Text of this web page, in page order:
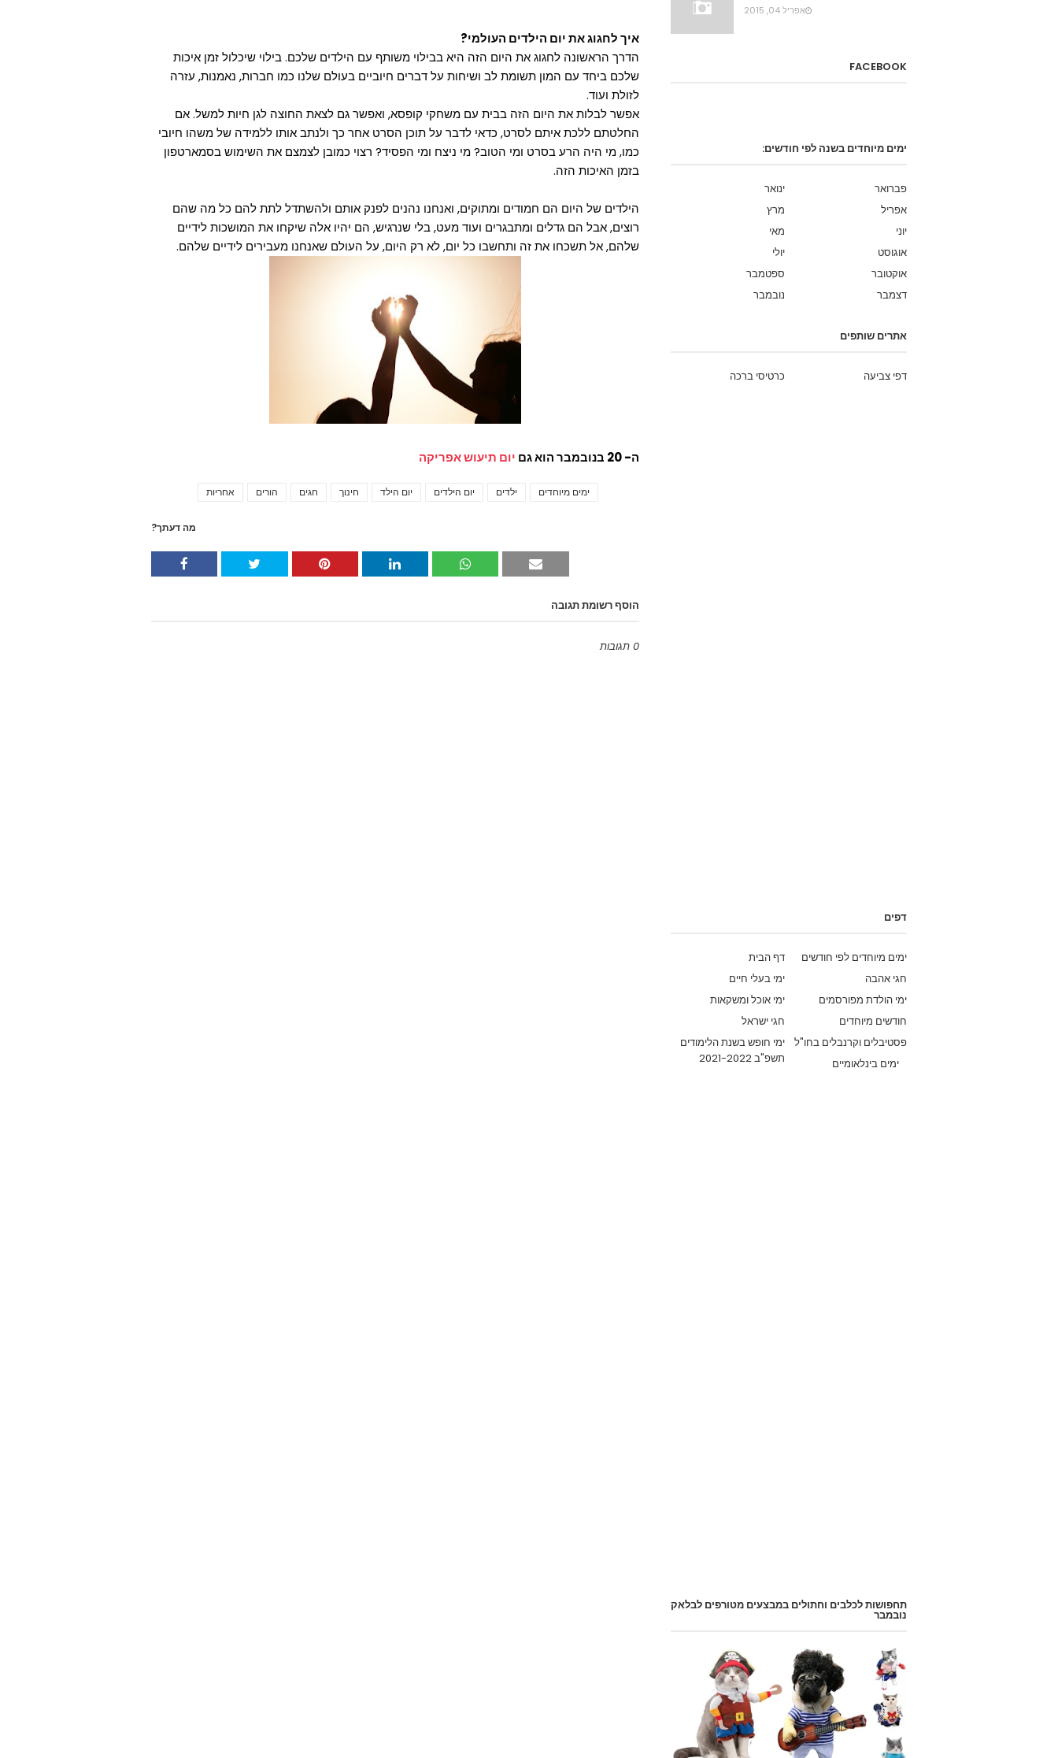
איך לחגוג את יום הילדים העולמי?
הדרך הראשונה לחגוג את היום הזה היא בבילוי משותף עם הילדים שלכם. בילוי שיכלול זמן איכות
שלכם ביחד עם המון תשומת לב ושיחות על דברים חיוביים בעולם שלנו כמו חברות, נאמנות, עזרה
לזולת ועוד.
אפשר לבלות את היום הזה בבית עם משחקי קופסא, ואפשר גם לצאת החוצה לגן חיות למשל. אם
החלטתם ללכת איתם לסרט, כדאי לדבר על תוכן הסרט אחר כך ולנתב אותו ללמידה של משהו חיובי
כמו, מי היה הרע בסרט ומי הטוב? מי ניצח ומי הפסיד? רצוי כמובן לצמצם את השימוש בסמארטפון
בזמן האיכות הזה.
הילדים של היום הם חמודים ומתוקים, ואנחנו נהנים לפנק אותם ולהשתדל לתת להם כל מה שהם
רוצים, אבל הם גדלים ומתבגרים ועוד מעט, בלי שנרגיש, הם יהיו אלה שיקחו את המושכות לידיים
שלהם, אל תשכחו את זה ותחשבו כל יום, לא רק היום, על העולם שאנחנו מעבירים לידיים שלהם.
ה- 20 בנובמבר הוא גם יום תיעוש אפריקה
אחריות הורים חגים חינוך יום הילד יום הילדים ילדים ימים מיוחדים
מה דעתך?
הוסף רשומת תגובה
0 תגובות
אפריל 04, 2015
FACEBOOK
ימים מיוחדים בשנה לפי חודשים:
ינואר
פברואר
מרץ
אפריל
מאי
יוני
יולי
אוגוסט
ספטמבר
אוקטובר
נובמבר
דצמבר
אתרים שותפים
כרטיסי ברכה דפי צביעה
דפים
דף הבית
ימים מיוחדים לפי חודשים
ימי בעלי חיים
חגי אהבה
ימי אוכל ומשקאות
ימי הולדת מפורסמים
חגי ישראל
חודשים מיוחדים
ימי חופש בשנת הלימודים
תשפ"ב 2021-2022
פסטיבלים וקרנבלים בחו"ל
ימים בינלאומיים
תחפושות לכלבים וחתולים במבצעים מטורפים לבלאק
נובמבר